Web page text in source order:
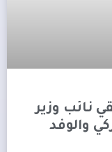
نائب وزير
والوفد